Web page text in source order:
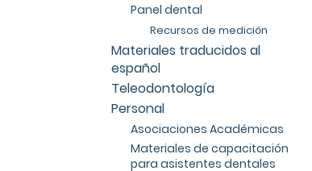
Panel dental
Recursos de medición
Materiales traducidos al
español
Teleodontología
Personal
Asociaciones Académicas
Materiales de capacitación
para asistentes dentales